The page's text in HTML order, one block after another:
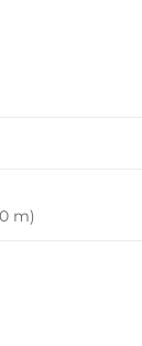
m)